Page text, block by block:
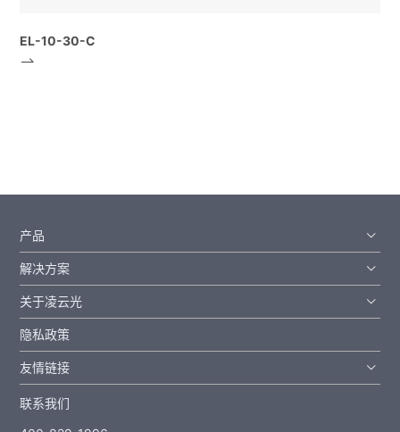
EL-10-30-C
产品
解决方案
关于凌云光
隐私政策
友情链接
联系我们